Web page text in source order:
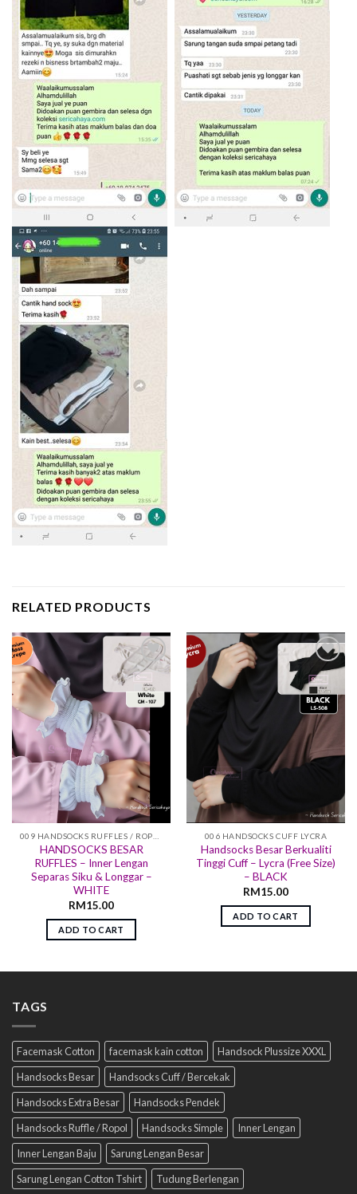
RELATED PRODUCTS
Add to
wishlist
009 HANDSOCKS RUFFLES / ROPOL
HANDSOCKS BESAR
RUFFLES – Inner Lengan
Separas Siku & Longgar –
WHITE
RM15.00
ADD TO CART
Add to
wishlist
006 HANDSOCKS CUFF LYCRA
Handsocks Besar Berkualiti
Tinggi Cuff – Lycra (Free Size)
– BLACK
RM15.00
ADD TO CART
TAGS
Facemask Cotton facemask kain cotton
Handsock Plussize XXXL
Handsocks Besar
Handsocks Cuff / Bercekak
Handsocks Extra Besar
Handsocks Pendek
Handsocks Ruffle / Ropol
Handsocks Simple
Inner Lengan
Inner Lengan Baju
Sarung Lengan Besar
Sarung Lengan Cotton Tshirt
Tudung Berlengan